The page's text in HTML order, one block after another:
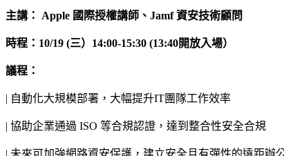
主講： Apple 國際授權講師、Jamf 資安技術顧問
時程：10/19 (三）14:00-15:30 (13:40開放入場）
議程：
| 自動化大規模部署，大幅提升IT團隊工作效率
| 協助企業通過 ISO 等合規認證，達到整合性安全合規
| 未來可加強網路資安保護，建立安全且有彈性的遠距辦